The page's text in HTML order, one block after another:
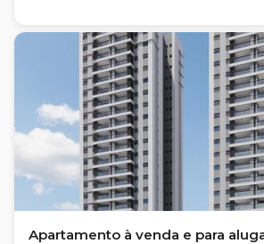
Apartamento à venda e para